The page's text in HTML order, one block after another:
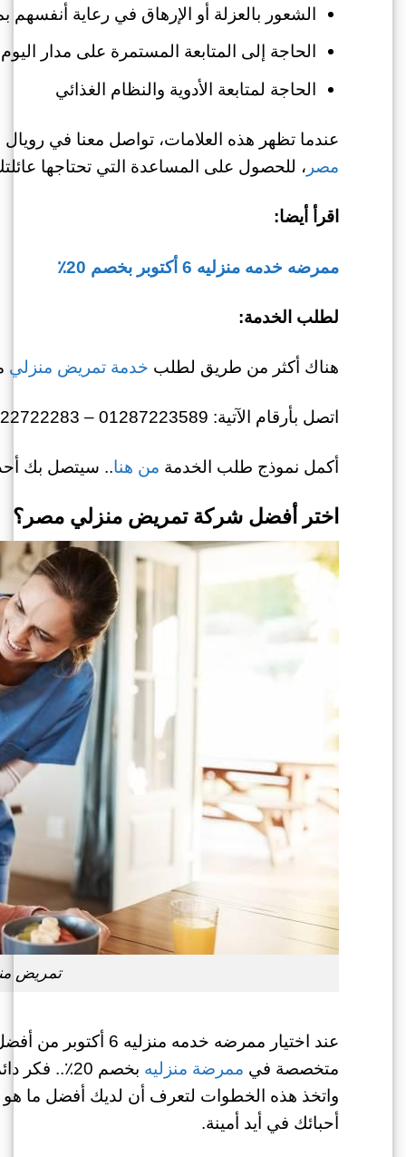
الشعور بالعزلة أو الإرهاق في رعاية أنفسهم
الحاجة إلى المتابعة المستمرة على مدار اليوم
الحاجة لمتابعة الأدوية والنظام الغذائي
عندما تظهر هذه العلامات، تواصل معنا في
مصر ، للحصول على المساعدة التي تحتاجها
اقرأ أيضا:
ممرضه خدمه منزليه 6 أكتوبر بخصم 20٪
لطلب الخدمة:
هناك أكثر من طريق لطلب خدمة تمريض منزلي
اتصل بأرقام الآتية: 01287223589 – 01022722283
أكمل نموذج طلب الخدمة من هنا.. سيتصل بك
اختر أفضل شركة تمريض منزلي مصر؟
تمريض
عند اختيار ممرضه خدمه منزليه 6 أكتوبر من أفضل
متخصصة في ممرضة منزليه بخصم 20٪..
فكر
واتخذ هذه الخطوات لتعرف أن لديك أفضل ما هو
أحبائك في أيد أمينة.